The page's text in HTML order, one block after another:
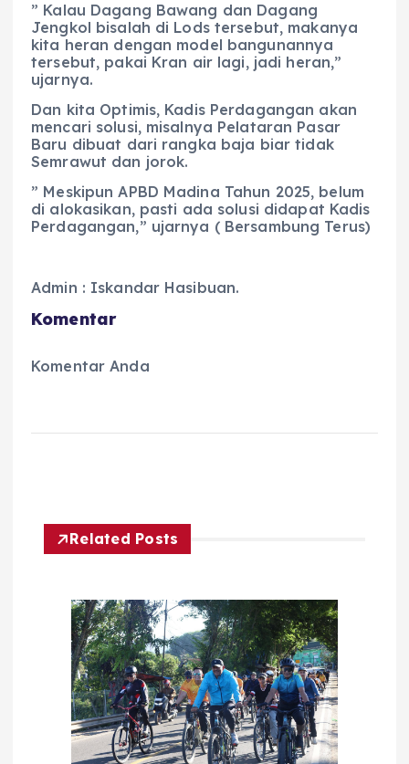
” Kalau Dagang Bawang dan Dagang
Jengkol bisalah di Lods tersebut, makanya
kita heran dengan model bangunannya
tersebut, pakai Kran air lagi, jadi heran,”
ujarnya.
Dan kita Optimis, Kadis Perdagangan akan
mencari solusi, misalnya Pelataran Pasar
Baru dibuat dari rangka baja biar tidak
Semrawut dan jorok.
” Meskipun APBD Madina Tahun 2025, belum
di alokasikan, pasti ada solusi didapat Kadis
Perdagangan,” ujarnya ( Bersambung Terus)
Admin : Iskandar Hasibuan.
Komentar
Komentar Anda
Related Posts